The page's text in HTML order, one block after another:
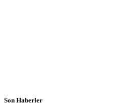
Son Haberler